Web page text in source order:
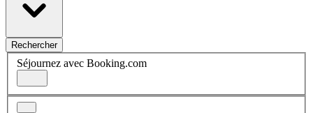
Rechercher
Séjournez avec Booking.com